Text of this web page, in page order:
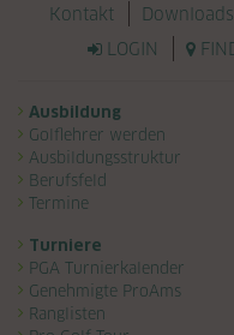
Navigation überspringen
Kontakt Downloads
LOGIN
Navigation überspringen
Ausbildung
Golflehrer werden
Ausbildungsstruktur
Berufsfeld
Termine
Turniere
PGA Turnierkalender
Genehmigte ProAms
Ranglisten